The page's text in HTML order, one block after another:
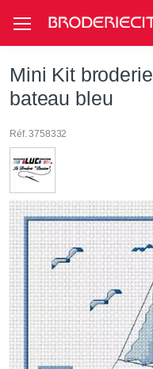
Mini Kit broderie
bateau bleu
Réf. 3758332